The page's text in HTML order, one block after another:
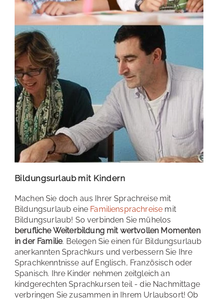
Bildungsurlaub mit Kindern
Machen Sie doch aus Ihrer Sprachreise mit
Bildungsurlaub eine Familiensprachreise mit
Bildungsurlaub! So verbinden Sie mühelos
berufliche Weiterbildung mit wertvollen Momenten
in der Familie. Belegen Sie einen für Bildungsurlaub
anerkannten Sprachkurs und verbessern Sie Ihre
Sprachkenntnisse auf Englisch, Französisch oder
Spanisch. Ihre Kinder nehmen zeitgleich an
kindgerechten Sprachkursen teil - die Nachmittage
verbringen Sie zusammen in Ihrem Urlaubsort! Ob